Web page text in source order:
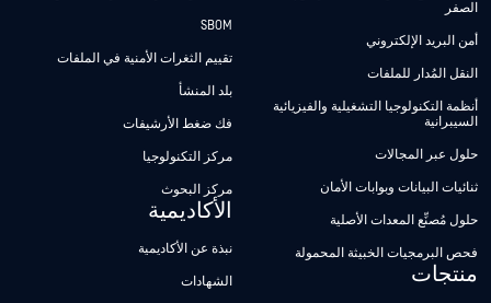
الصفر
أمن البريد الإلكتروني
النقل المُدار للملفات
أنظمة التكنولوجيا التشغيلية والفيزيائية
السيبرانية
حلول عبر المجالات
ثنائيات البيانات وبوابات الأمان
حلول مُصنِّع المعدات الأصلية
فحص البرمجيات الخبيثة المحمولة
منتجات
SBOM
تقييم الثغرات الأمنية في الملفات
بلد المنشأ
فك ضغط الأرشيفات
مركز التكنولوجيا
مركز البحوث
الأكاديمية
نبذة عن الأكاديمية
الشهادات